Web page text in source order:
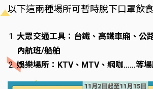
以下這兩種場所可暫時脫下口罩飲食
大眾交通工具：台鐵、高鐵車廂、公
內航班/船舶
娛樂場所：KTV、MTV、網咖……等